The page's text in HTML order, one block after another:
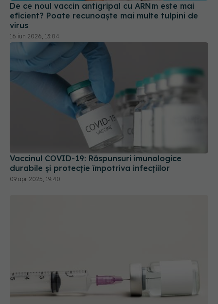
De ce noul vaccin antigripal cu ARNm este mai
eficient? Poate recunoaște mai multe tulpini de
virus
16 iun 2026, 13:04
Vaccinul COVID-19: Răspunsuri imunologice
durabile și protecție împotriva infecțiilor
09 apr 2025, 19:40